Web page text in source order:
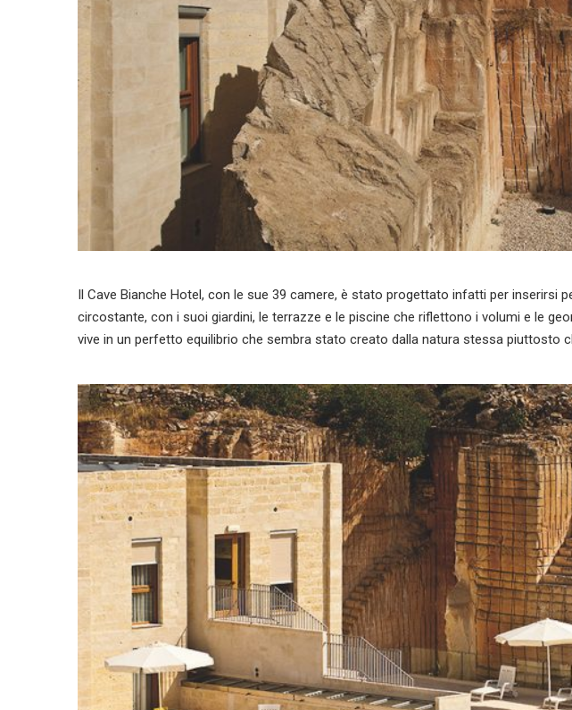
Il Cave Bianche Hotel, con le sue 39 camere, è stato progettato infatti per inserirsi
circostante, con i suoi giardini, le terrazze e le piscine che riflettono i volumi e le
vive in un perfetto equilibrio che sembra stato creato dalla natura stessa piuttosto